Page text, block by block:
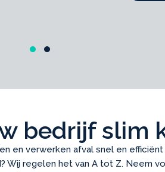
bedrijf slim
en verwerken afval snel en
Wij regelen het van A tot Z.